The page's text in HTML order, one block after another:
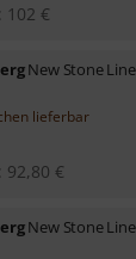
102 €
New Stone
lieferbar
92,80 €
New Stone